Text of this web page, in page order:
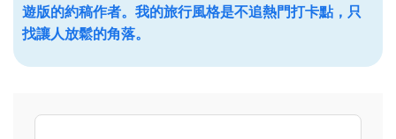
遊版的約稿作者。我的旅行風格是不追熱門打卡點，只
找讓人放鬆的角落。